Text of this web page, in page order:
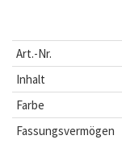
Art.-Nr.
Inhalt
Farbe
Fassungsvermögen